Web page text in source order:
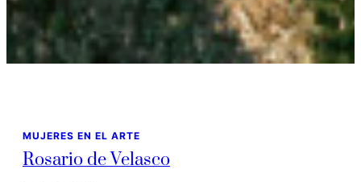
MUJERES EN EL ARTE
Rosario de Velasco